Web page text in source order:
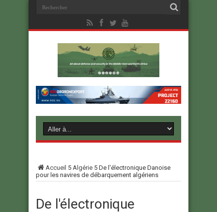
Accueil 5 Algérie 5 De l'électronique Danoise
pour les navires de débarquement algériens
De l'électronique